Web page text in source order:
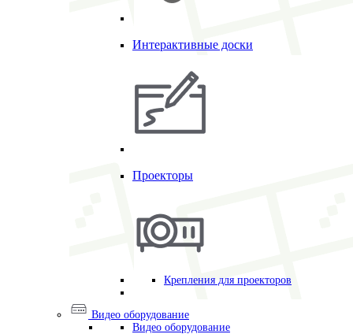
Интерактивные доски
Проекторы
Крепления для проекторов
Видео оборудование
Видео оборудование